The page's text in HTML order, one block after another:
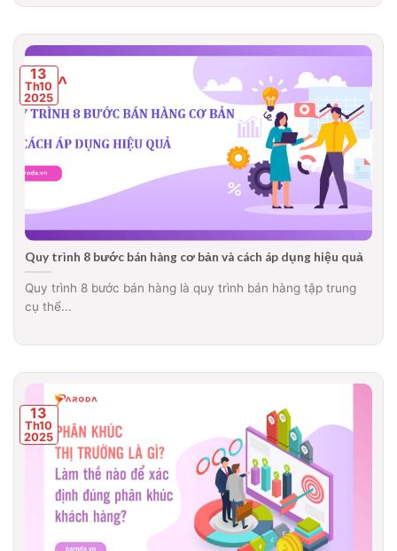
Quy trình 8 bước bán hàng cơ bản và cách áp dụng hiệu quả
Quy trình 8 bước bán hàng là quy trình bán hàng tập trung
cụ thể...
13
Th10
2025
13
Th10
2025